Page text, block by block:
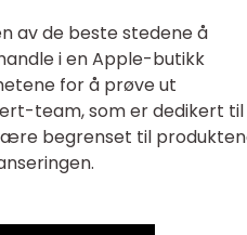
av de beste stedene å
i en Apple-butikk
for å prøve ut
team, som er dedikert til
begrenset til